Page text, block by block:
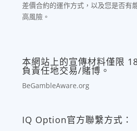
差價合約的運作方式，以及您是否有
高風險。
本網站上的宣傳材料僅限
負責任地交易/賭博。
BeGambleAware.org
IQ Option官方聯繫方式：